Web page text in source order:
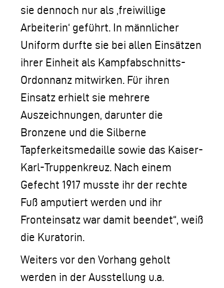
sie dennoch nur als ,freiwillige
Arbeiterin‘ geführt. In männlicher
Uniform durfte sie bei allen Einsätzen
ihrer Einheit als Kampfabschnitts-
Ordonnanz mitwirken. Für ihren
Einsatz erhielt sie mehrere
Auszeichnungen, darunter die
Bronzene und die Silberne
Tapferkeitsmedaille sowie das Kaiser-
Karl-Truppenkreuz. Nach einem
Gefecht 1917 musste ihr der rechte
Fuß amputiert werden und ihr
Fronteinsatz war damit beendet“, weiß
die Kuratorin.
Weiters vor den Vorhang geholt
werden in der Ausstellung u.a.